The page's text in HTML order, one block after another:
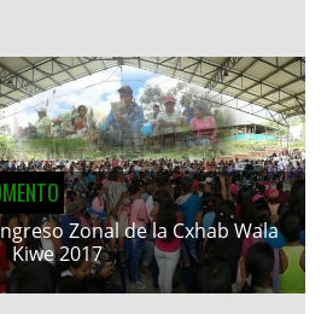
Zonal de la Cxhab Wala
Kiwe 2017